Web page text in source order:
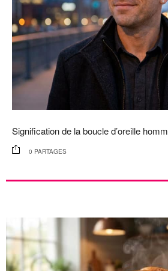
Signification de la boucle d’oreille
0 PARTAGES